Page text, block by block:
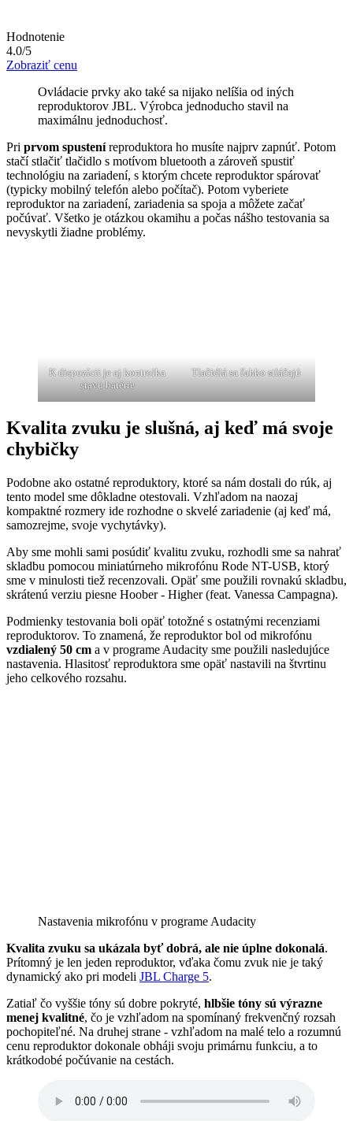
Hodnotenie
4.0/5
Zobraziť cenu
Ovládacie prvky ako také sa nijako nelíšia od iných
reproduktorov JBL. Výrobca jednoducho stavil na
maximálnu jednoduchosť.
Pri prvom spusteníreproduktora ho musíte najprv zapnúť. Potom
stačí stlačiť tlačidlo s motívom bluetooth a zároveň spustiť
technológiu na zariadení, s ktorým chcete reproduktor spárovať
(typicky mobilný telefón alebo počítač). Potom vyberiete
reproduktor na zariadení, zariadenia sa spoja a môžete začať
počúvať. Všetko je otázkou okamihu a počas nášho testovania sa
nevyskytli žiadne problémy.
K dispozícii je aj kontrolka
stavu batérie
Tlačidlá sa ľahko stláčajú
Kvalita zvuku je slušná, aj keď má svoje
chybičky
Podobne ako ostatné reproduktory, ktoré sa nám dostali do rúk, aj
tento model sme dôkladne otestovali. Vzhľadom na naozaj
kompaktné rozmery ide rozhodne o skvelé zariadenie (aj keď má,
samozrejme, svoje vychytávky).
Aby sme mohli sami posúdiť kvalitu zvuku, rozhodli sme sa nahrať
skladbu pomocou miniatúrneho mikrofónu Rode NT-USB, ktorý
sme v minulosti tiež recenzovali. Opäť sme použili rovnakú skladbu,
skrátenú verziu piesne Hoober - Higher (feat. Vanessa Campagna).
Podmienky testovania boli opäť totožné s ostatnými recenziami
reproduktorov. To znamená, že reproduktor bol od mikrofónu
vzdialený 50 cm a v programe Audacity sme použili nasledujúce
nastavenia. Hlasitosť reproduktora sme opäť nastavili na štvrtinu
jeho celkového rozsahu.
Nastavenia mikrofónu v programe Audacity
Kvalita zvuku sa ukázala byť dobrá, ale nie úplne dokonalá.
Prítomný je len jeden reproduktor, vďaka čomu zvuk nie je taký
dynamický ako pri modeli JBL Charge 5.
Zatiaľ čo vyššie tóny sú dobre pokryté, hlbšie tóny sú výrazne
menej kvalitné, čo je vzhľadom na spomínaný frekvenčný rozsah
pochopiteľné. Na druhej strane - vzhľadom na malé telo a rozumnú
cenu reproduktor dokonale obháji svoju primárnu funkciu, a to
krátkodobé počúvanie na cestách.